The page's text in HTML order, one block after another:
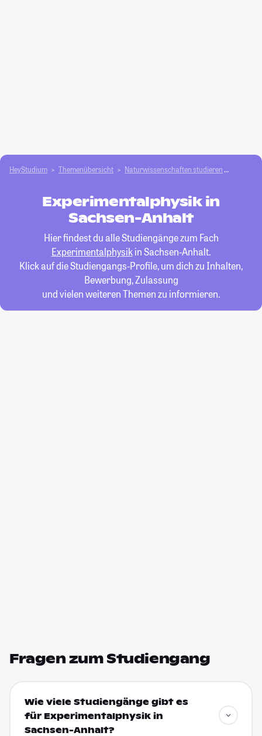
HeyStudium Themenübersicht Natur­wissenschaften studieren
Experimentalphysik in
Sachsen-Anhalt
Hier findest du alle Studiengänge zum Fach
Experimentalphysikin Sachsen-Anhalt.
Klick auf die Studiengangs-Profile, um dich zu Inhalten,
Bewerbung, Zulassung
und vielen weiteren Themen zu informieren.
Fragen zum Studiengang
Wie viele Studiengänge gibt es
für Experimentalphysik in
Sachsen-Anhalt?